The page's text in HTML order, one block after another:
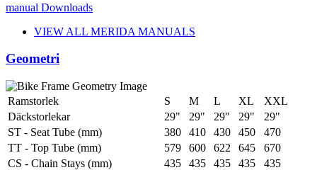
manual Downloads
VIEW ALL MERIDA MANUALS
Geometri
Ramstorlek S M L XL
XXL
Däckstorlekar
29" 29" 29" 29"
29"
ST - Seat Tube (mm)
380 410 430 450
470
TT - Top Tube (mm)
579 600 622 645
670
CS - Chain Stays (mm)
435 435 435 435
435